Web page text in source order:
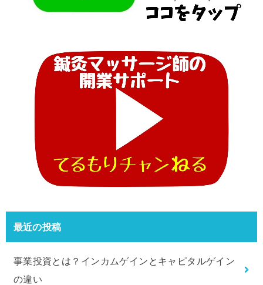
最近の投稿
事業投資とは？インカムゲインとキャピタルゲイン
の違い